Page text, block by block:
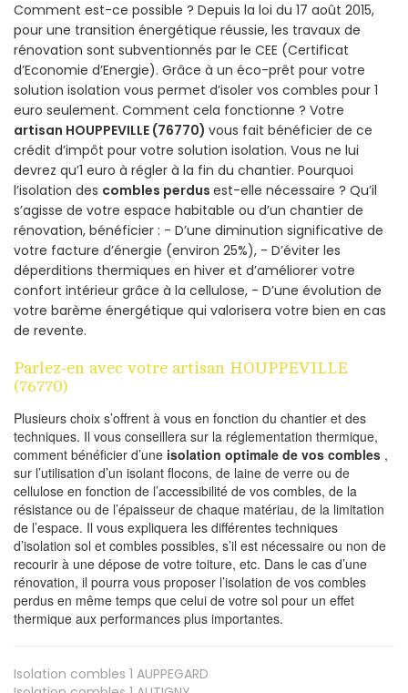
Comment est-ce possible ? Depuis la loi du 17 août 2015,
pour une transition énergétique réussie, les travaux de
rénovation sont subventionnés par le CEE (Certificat
d’Economie d’Energie). Grâce à un éco-prêt pour votre
solution isolation vous permet d’isoler vos combles pour 1
euro seulement. Comment cela fonctionne ? Votre
artisan HOUPPEVILLE (76770) vous fait bénéficier de ce
crédit d’impôt pour votre solution isolation. Vous ne lui
devrez qu’1 euro à régler à la fin du chantier. Pourquoi
l’isolation des combles perdus est-elle nécessaire ? Qu’il
s’agisse de votre espace habitable ou d’un chantier de
rénovation, bénéficier : - D’une diminution significative de
votre facture d’énergie (environ 25%), - D’éviter les
déperditions thermiques en hiver et d’améliorer votre
confort intérieur grâce à la cellulose, - D’une évolution de
votre barème énergétique qui valorisera votre bien en cas
de revente.
Parlez-en avec votre artisan HOUPPEVILLE
(76770)
Plusieurs choix s’offrent à vous en fonction du chantier et des
techniques. Il vous conseillera sur la réglementation thermique,
comment bénéficier d’une isolation optimale de vos combles ,
sur l’utilisation d’un isolant flocons, de laine de verre ou de
cellulose en fonction de l’accessibilité de vos combles, de la
résistance ou de l’épaisseur de chaque matériau, de la limitation
de l’espace. Il vous expliquera les différentes techniques
d’isolation sol et combles possibles, s’il est nécessaire ou non de
recourir à une dépose de votre toiture, etc. Dans le cas d’une
rénovation, il pourra vous proposer l’isolation de vos combles
perdus en même temps que celui de votre sol pour un effet
thermique aux performances plus importantes.
Isolation combles 1 AUPPEGARD